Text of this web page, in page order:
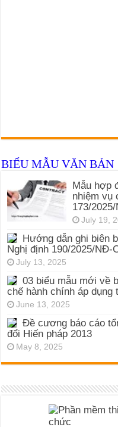
BIỂU MẪU VĂN BẢN
Mẫu hợp
nhiệm vụ
173/
July 19,
Hướng dẫn ghi biên
Nghị định 190/2025/NĐ-
July 13, 2025
03 biểu mẫu mới về
chế hành chính áp dụng
June 13, 2025
Đề cương báo cáo
đổi Hiến pháp 2013
May 8, 2025